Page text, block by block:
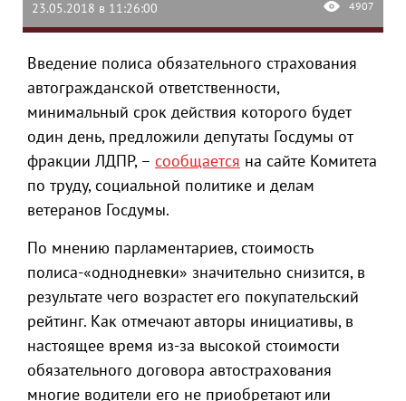
23.05.2018 в 11:26:00 4907
Введение полиса обязательного страхования
автогражданской ответственности,
минимальный срок действия которого будет
один день, предложили депутаты Госдумы от
фракции ЛДПР, – сообщается на сайте Комитета
по труду, социальной политике и делам
ветеранов Госдумы.
По мнению парламентариев, стоимость
полиса-«однодневки» значительно снизится, в
результате чего возрастет его покупательский
рейтинг. Как отмечают авторы инициативы, в
настоящее время из-за высокой стоимости
обязательного договора автострахования
многие водители его не приобретают или